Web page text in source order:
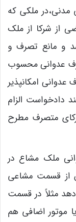
دادرسی مدنی،در ملکی که
از شرکا از ملک
و مانع تصرف و
عدوانی محسوب
امکانپذیر
دادخواست الزام
متصرف مطرح
ملک مشاع در
از قسمت مشاعی
مثلاً در قسمت
موتور اضافی هم